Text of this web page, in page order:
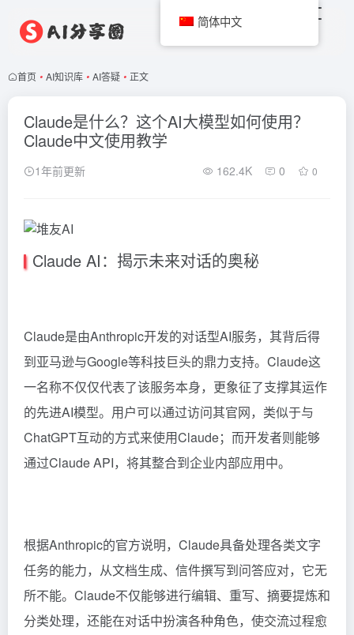
首页 • AI知识库 • AI答疑 • 正文
Claude是什么？这个AI大模型如何使用？
Claude中文使用教学
1年前更新 162.4K 0 0
Claude AI：揭示未来对话的奥秘
Claude是由Anthropic开发的对话型AI服务，其背后得
到亚马逊与Google等科技巨头的鼎力支持。Claude这
一名称不仅仅代表了该服务本身，更象征了支撑其运作
的先进AI模型。用户可以通过访问其官网，类似于与
ChatGPT互动的方式来使用Claude；而开发者则能够
通过Claude API，将其整合到企业内部应用中。
根据Anthropic的官方说明，Claude具备处理各类文字
任务的能力，从文档生成、信件撰写到问答应对，它无
所不能。Claude不仅能够进行编辑、重写、摘要提炼和
分类处理，还能在对话中扮演各种角色，使交流过程愈
简体中文